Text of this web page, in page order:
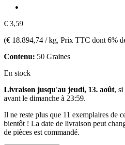
€ 3,59
(€ 18.894,74 / kg, Prix TTC dont 6%
Contenu: 50 Graines
En stock
Livraison jusqu'au jeudi, 13. août, si
avant le dimanche à 23:59.
Il ne reste plus que 11 exemplaires de
bientôt ! La date de livraison peut
de pièces est commandé.